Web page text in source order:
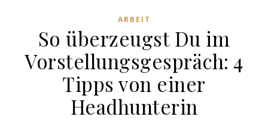
ARBEIT
So überzeugst Du im
Vorstellungsgespräch: 4
Tipps von einer
Headhunterin